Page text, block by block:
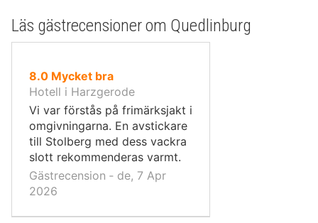
Läs gästrecensioner om Quedlinburg
8.0av
10,
Mycket bra
Hotell i Harzgerode
Vi var förstås på frimärksjakt i
omgivningarna. En avstickare
till Stolberg med dess vackra
slott rekommenderas varmt.
Gästrecension ‐ de, 7 Apr
2026